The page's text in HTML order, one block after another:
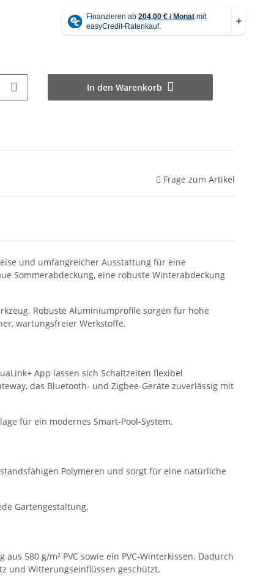
In den Warenkorb
Frage zum Artikel
und umfangreicher Ausstattung für eine
Sommerabdeckung, eine robuste Winterabdeckung
Robuste Aluminiumprofile sorgen für hohe
wartungsfreier Werkstoffe.
App lassen sich Schaltzeiten flexibel
das Bluetooth- und Zigbee-Geräte zuverlässig mit
für ein modernes Smart-Pool-System.
Polymeren und sorgt für eine natürliche
Gartengestaltung.
580 g/m² PVC sowie ein PVC-Winterkissen. Dadurch
und Witterungseinflüssen geschützt.